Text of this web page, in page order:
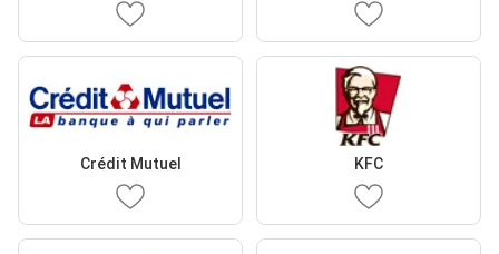
Crédit Mutuel KFC